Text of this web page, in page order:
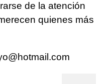
de la atención
quienes más